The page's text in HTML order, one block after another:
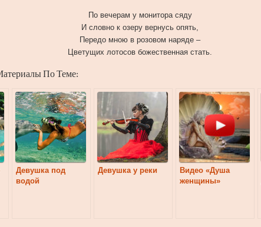
По вечерам у монитора сяду
И словно к озеру вернусь опять,
Передо мною в розовом наряде –
Цветущих лотосов божественная стать.
По Теме:
Девушка под
водой
Девушка у реки
Видео «Душа
женщины»